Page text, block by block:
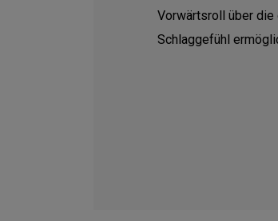
Vorwärtsroll über
Schlaggefühl